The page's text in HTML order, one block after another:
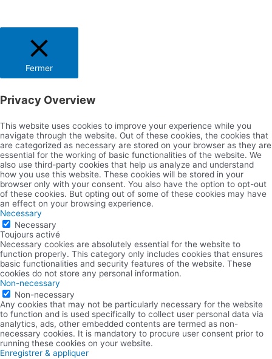
Fermer
Privacy Overview
This website uses cookies to improve your experience while you
navigate through the website. Out of these cookies, the cookies that
are categorized as necessary are stored on your browser as they are
essential for the working of basic functionalities of the website. We
also use third-party cookies that help us analyze and understand
how you use this website. These cookies will be stored in your
browser only with your consent. You also have the option to opt-out
of these cookies. But opting out of some of these cookies may have
an effect on your browsing experience.
Necessary
Necessary
Toujours activé
Necessary cookies are absolutely essential for the website to
function properly. This category only includes cookies that ensures
basic functionalities and security features of the website. These
cookies do not store any personal information.
Non-necessary
Non-necessary
Any cookies that may not be particularly necessary for the website
to function and is used specifically to collect user personal data via
analytics, ads, other embedded contents are termed as non-
necessary cookies. It is mandatory to procure user consent prior to
running these cookies on your website.
Enregistrer & appliquer